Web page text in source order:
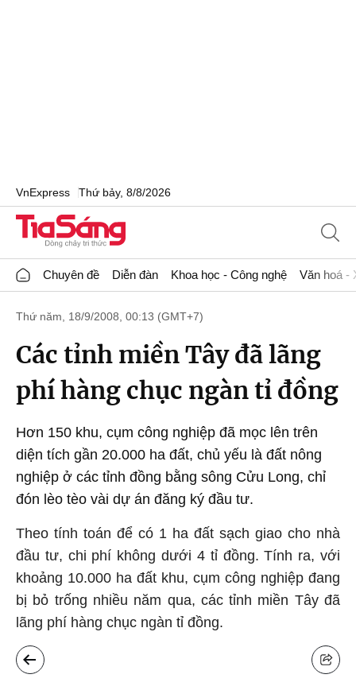
VnExpress Thứ bảy, 8/8/2026
Chuyên đề Diễn đàn Khoa học - Công nghệ Văn hoá -
Thứ năm, 18/9/2008, 00:13 (GMT+7)
Các tỉnh miền Tây đã lãng
phí hàng chục ngàn tỉ đồng
Hơn 150 khu, cụm công nghiệp đã mọc lên trên
diện tích gần 20.000 ha đất, chủ yếu là đất nông
nghiệp ở các tỉnh đồng bằng sông Cửu Long, chỉ
đón lèo tèo vài dự án đăng ký đầu tư.
Theo tính toán để có 1 ha đất sạch giao cho nhà
đầu tư, chi phí không dưới 4 tỉ đồng. Tính ra, với
khoảng 10.000 ha đất khu, cụm công nghiệp đang
bị bỏ trống nhiều năm qua, các tỉnh miền Tây đã
lãng phí hàng chục ngàn tỉ đồng.